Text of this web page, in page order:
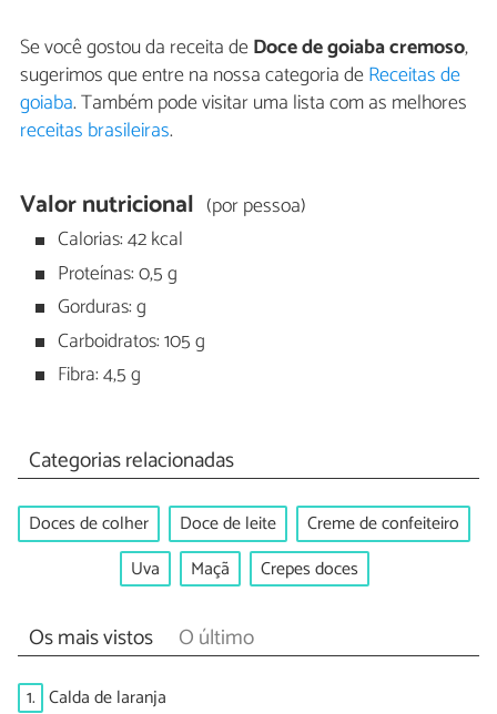
Se você gostou da receita deDoce de goiaba cremoso,
sugerimos que entre na nossa categoria deReceitas de
goiaba. Também pode visitar uma lista com as melhores
receitas brasileiras.
Valor nutricional (por pessoa)
Calorias: 42 kcal
Proteínas: 0,5 g
Gorduras: g
Carboidratos: 105 g
Fibra: 4,5 g
Categorias relacionadas
Doces de colher Doce de leite
Creme de confeiteiro
Uva
Maçã Crepes doces
Os mais vistos O último
1. Calda de laranja